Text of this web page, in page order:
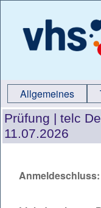
Allgemeines
Prüfung | telc
11.07.2026
Anmeldeschluss: